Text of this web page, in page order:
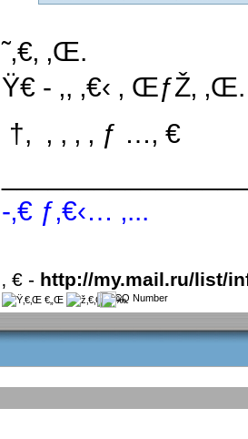
˜‚€‚ ‚Œ.
Ÿ€ - ‚, ‚€‹ ‚ ŒƒŽ‚ ‚Œ.
 †,  ‚ , ‚ ‚ ƒ …‚ €
-‚€ ƒ‚€‹… ‚...
‚ € - http://my.mail.ru/list/